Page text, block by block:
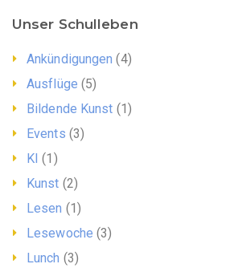
Unser Schulleben
Ankündigungen (4)
Ausflüge (5)
Bildende Kunst (1)
Events (3)
KI (1)
Kunst (2)
Lesen (1)
Lesewoche (3)
Lunch (3)